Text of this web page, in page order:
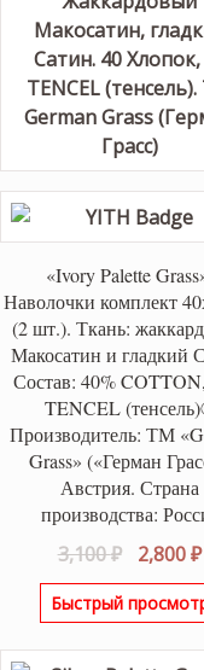
«Ivory Palette
Наволочки комплект
(2 шт.). Ткань:
Макосатин и гладкий
Состав: 40%
TENCEL
Производитель: ТМ
Grass» («Герман
Австрия. Страна
производства:
3,100₽
цена
2,800₽
Быстрый